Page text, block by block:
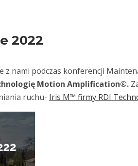
2022
nami podczas konferencji
Motion Amplification®.
ruchu- Iris M™ firmy RDI